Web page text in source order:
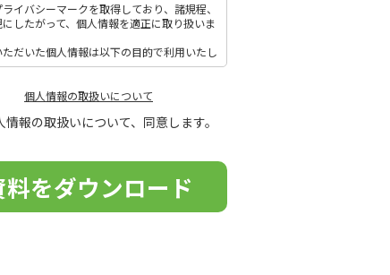
イバシーマークを取得しており、諸規程、
したがって、個人情報を適正に取り扱いま
ただいた個人情報は以下の目的で利用いたし
済および対応
ビス等に関する情報の提供、収集および伝
さい。
個人情報の取扱いについて
情報の取扱いについて、同意します。